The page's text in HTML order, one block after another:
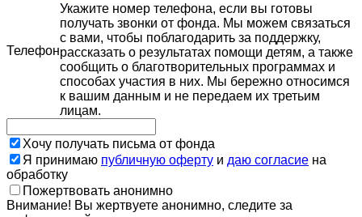
Телефон
Укажите номер телефона, если вы готовы
получать звонки от фонда. Мы можем связаться
с вами, чтобы поблагодарить за поддержку,
рассказать о результатах помощи детям, а также
сообщить о благотворительных программах и
способах участия в них. Мы бережно относимся
к вашим данным и не передаем их третьим
лицам.
Хочу получать письма от фонда
Я принимаю публичную оферту и даю согласие на
обработку
Пожертвовать анонимно
Внимание! Вы жертвуете анонимно, следите за